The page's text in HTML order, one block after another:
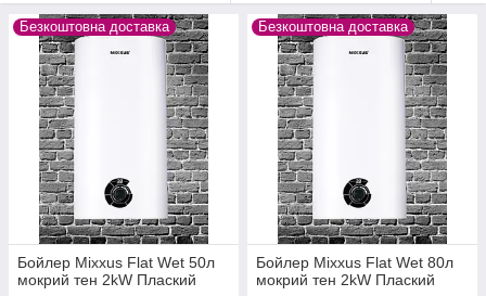
Безкоштовна доставка
Бойлер Mixxus Flat Wet 50л
мокрий тен 2kW Плаский
Безкоштовна доставка
Бойлер Mixxus Flat Wet 80л
мокрий тен 2kW Плаский